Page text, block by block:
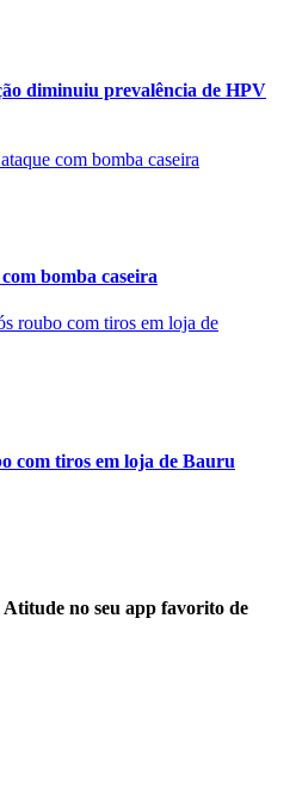
diminuiu prevalência de HPV
bomba caseira
com tiros em loja de Bauru
no seu app favorito de